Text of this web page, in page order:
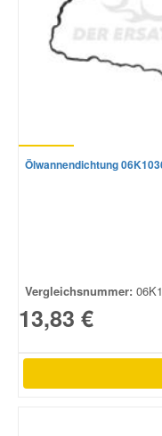
Ölwannendichtung
Vergleichsnummer:
13,83 €